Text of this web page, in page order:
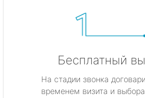
Бесплатный
На стадии звонка
временем визита и